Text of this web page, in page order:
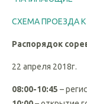
СХЕМА ТРАССЫ,
“НАЧИНАЮЩИЕ”
СХЕМА ПРОЕЗДА К
Распорядок
22 апреля 2018г.